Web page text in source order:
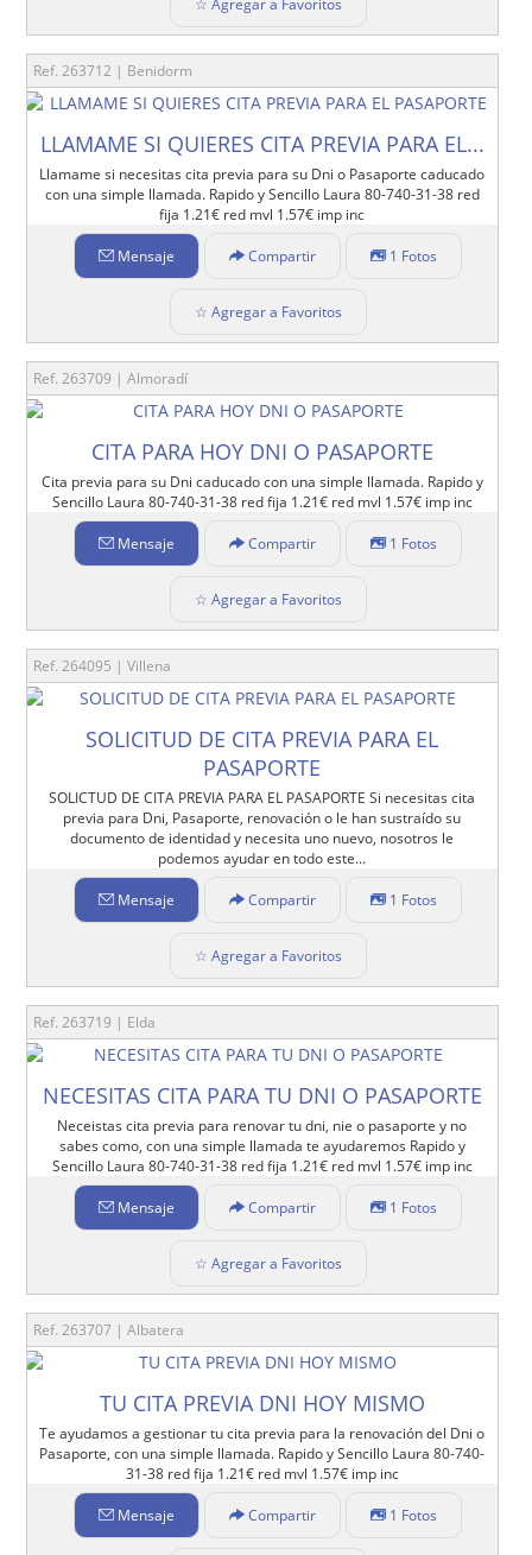
Ref. 263712 | Benidorm
LLAMAME SI QUIERES CITA PREVIA PARA EL...
Llamame si necesitas cita previa para su Dni o Pasaporte caducado
con una simple llamada. Rapido y Sencillo Laura 80-740-31-38 red
fija 1.21€ red mvl 1.57€ imp inc
Mensaje Compartir 1 Fotos
☆ Agregar a Favoritos
Ref. 263709 | Almoradí
CITA PARA HOY DNI O PASAPORTE
Cita previa para su Dni caducado con una simple llamada. Rapido y
Sencillo Laura 80-740-31-38 red fija 1.21€ red mvl 1.57€ imp inc
Mensaje Compartir 1 Fotos
☆ Agregar a Favoritos
Ref. 264095 | Villena
SOLICITUD DE CITA PREVIA PARA EL
PASAPORTE
SOLICTUD DE CITA PREVIA PARA EL PASAPORTE Si necesitas cita
previa para Dni, Pasaporte, renovación o le han sustraído su
documento de identidad y necesita uno nuevo, nosotros le
podemos ayudar en todo este...
Mensaje Compartir 1 Fotos
☆ Agregar a Favoritos
Ref. 263719 | Elda
NECESITAS CITA PARA TU DNI O PASAPORTE
Neceistas cita previa para renovar tu dni, nie o pasaporte y no
sabes como, con una simple llamada te ayudaremos Rapido y
Sencillo Laura 80-740-31-38 red fija 1.21€ red mvl 1.57€ imp inc
Mensaje Compartir 1 Fotos
☆ Agregar a Favoritos
Ref. 263707 | Albatera
TU CITA PREVIA DNI HOY MISMO
Te ayudamos a gestionar tu cita previa para la renovación del Dni o
Pasaporte, con una simple llamada. Rapido y Sencillo Laura 80-740-
31-38 red fija 1.21€ red mvl 1.57€ imp inc
Mensaje Compartir 1 Fotos